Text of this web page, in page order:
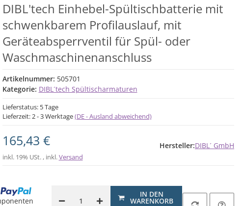
DIBL'tech Einhebel-Spültischbatterie mit
schwenkbarem Profilauslauf, mit
Geräteabsperrventil für Spül- oder
Waschmaschinenanschluss
Artikelnummer: 505701
Kategorie: DIBL´tech Spültischarmaturen
Lieferstatus: 5 Tage
Lieferzeit:2 - 3 Werktage(DE - Ausland abweichend)
165,43 €
inkl. 19% USt. , inkl.Versand
Hersteller:DIBL´ GmbH
IN DEN
WARENKORB